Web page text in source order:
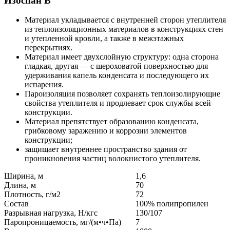
Материал укладывается с внутренней сторон утеплителя
из теплоизоляционных материалов в конструкциях стен
и утепленной кровли, а также в межэтажных
перекрытиях.
Материал имеет двухслойную структуру: одна сторона
гладкая, другая — с шероховатой поверхностью для
удерживания капель конденсата и последующего их
испарения.
Пароизоляция позволяет сохранять теплоизолирующие
свойства утеплителя и продлевает срок службы всей
конструкции.
Материал препятствует образованию конденсата,
грибковому заражению и коррозии элементов
конструкции;
защищает внутреннее пространство здания от
проникновения частиц волокнистого утеплителя.
Ширина, м
1,6
Длина, м
70
Плотность, г/м2
72
Состав
100% полипропилен
Разрывная нагрузка, H/кгс
130/107
Паропроницаемость, мг/(м•ч•Па)
7